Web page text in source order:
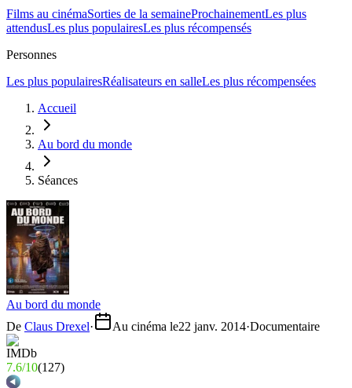
Films au cinémaSorties de la semaineProchainementLes plus
attendusLes plus populairesLes plus récompensés
Personnes
Les plus populairesRéalisateurs en salleLes plus récompensées
Accueil
Au bord du monde
Séances
Au bord du monde
De Claus Drexel· Au cinéma le22 janv. 2014·Documentaire
7.6/10(127)